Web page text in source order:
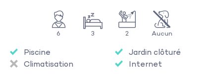
6 3 2 Aucun
Piscine
Climatisation
Jardin clôturé
Internet